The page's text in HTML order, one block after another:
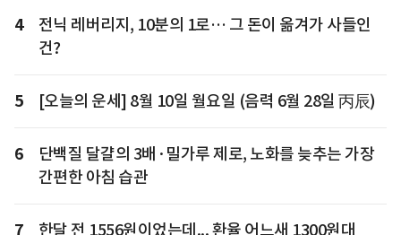
4
전닉 레버리지, 10분의 1로… 그 돈이 옮겨가 사들인
건?
5 [오늘의 운세] 8월 10일 월요일 (음력 6월 28일 丙辰)
6
단백질 달걀의 3배·밀가루 제로, 노화를 늦추는 가장
간편한 아침 습관
7
한달 전 1556원이었는데... 환율 어느새 1300원대